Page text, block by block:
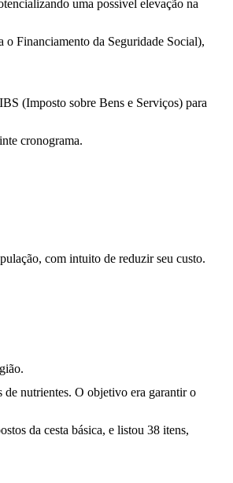
uma possível elevação na
Financiamento da Seguridade Social),
(Imposto sobre Bens e Serviços) para
cronograma.
com intuito de reduzir seu custo.
de nutrientes. O objetivo era garantir o
da cesta básica, e listou 38 itens,